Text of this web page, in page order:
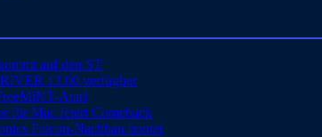
auf den ST
13.00 verfügbar
Atari
für Mac feiert Comeback
Falcon-Nachbau bootet